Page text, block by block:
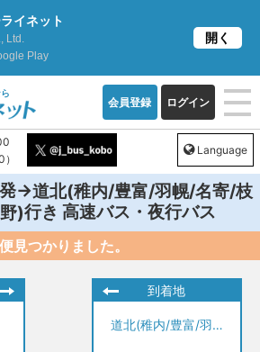
会員登録 ログイン
Language
→道北(稚内/豊富/羽幌/名寄/枝
)行き 高速バス・夜行バス
見つかりました。
到着地
道北(稚内/豊富/羽幌/名寄/枝幸/旭川/富良野)
イネット
Ltd.
Play
開く